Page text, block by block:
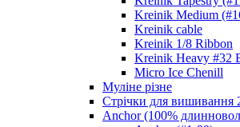
Kreinik Medium
Kreinik cable
Kreinik 1/8 Ribbon
Kreinik Heavy #32
Micro Ice Chenill
Муліне різне
Стрічки для
Anchor (100%